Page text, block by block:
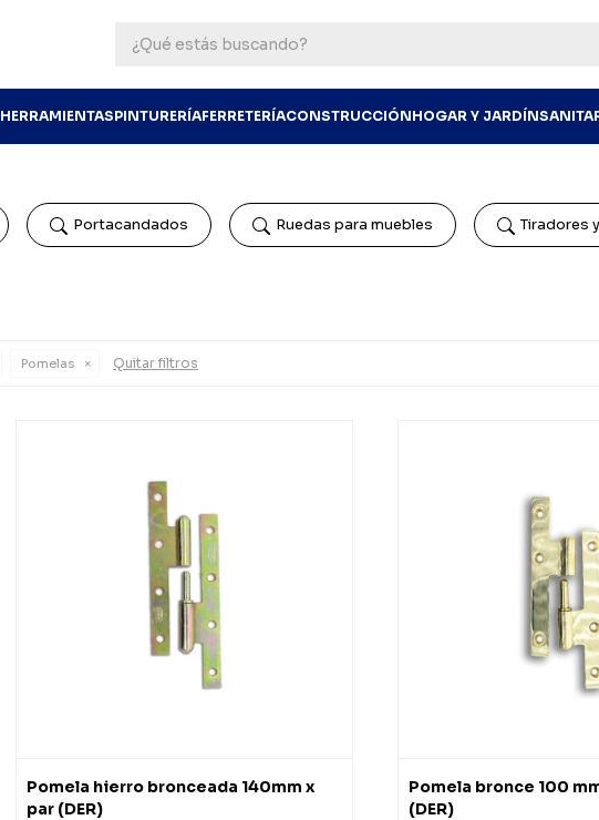
HERRAMIENTASPINTURERÍAFERRETERÍACONSTRUCCIÓNHOGAR Y JARDÍN
Portacandados Ruedas para muebles Tiradores
Pomelas Quitar filtros
Pomela hierro bronceada 140mm x
par (DER)
Pomela bronce 100
(DER)